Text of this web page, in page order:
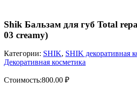
Shik Бальзам для губ Total
03 creamy)
Категории: SHIK, SHIK декоративная
Декоративная косметика
Стоимость:800.00 ₽